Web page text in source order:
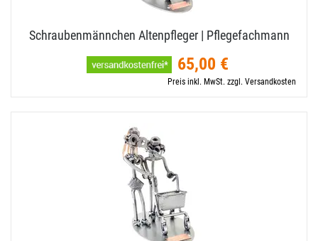
Schraubenmännchen Altenpfleger | Pflegefachmann
65,00 €
Preis inkl. MwSt. zzgl. Versandkosten